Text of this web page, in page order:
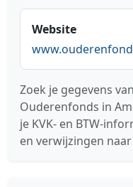
Website
Zoek je gegevens
Ouderenfonds in
je KVK- en BTW-
en verwijzingen